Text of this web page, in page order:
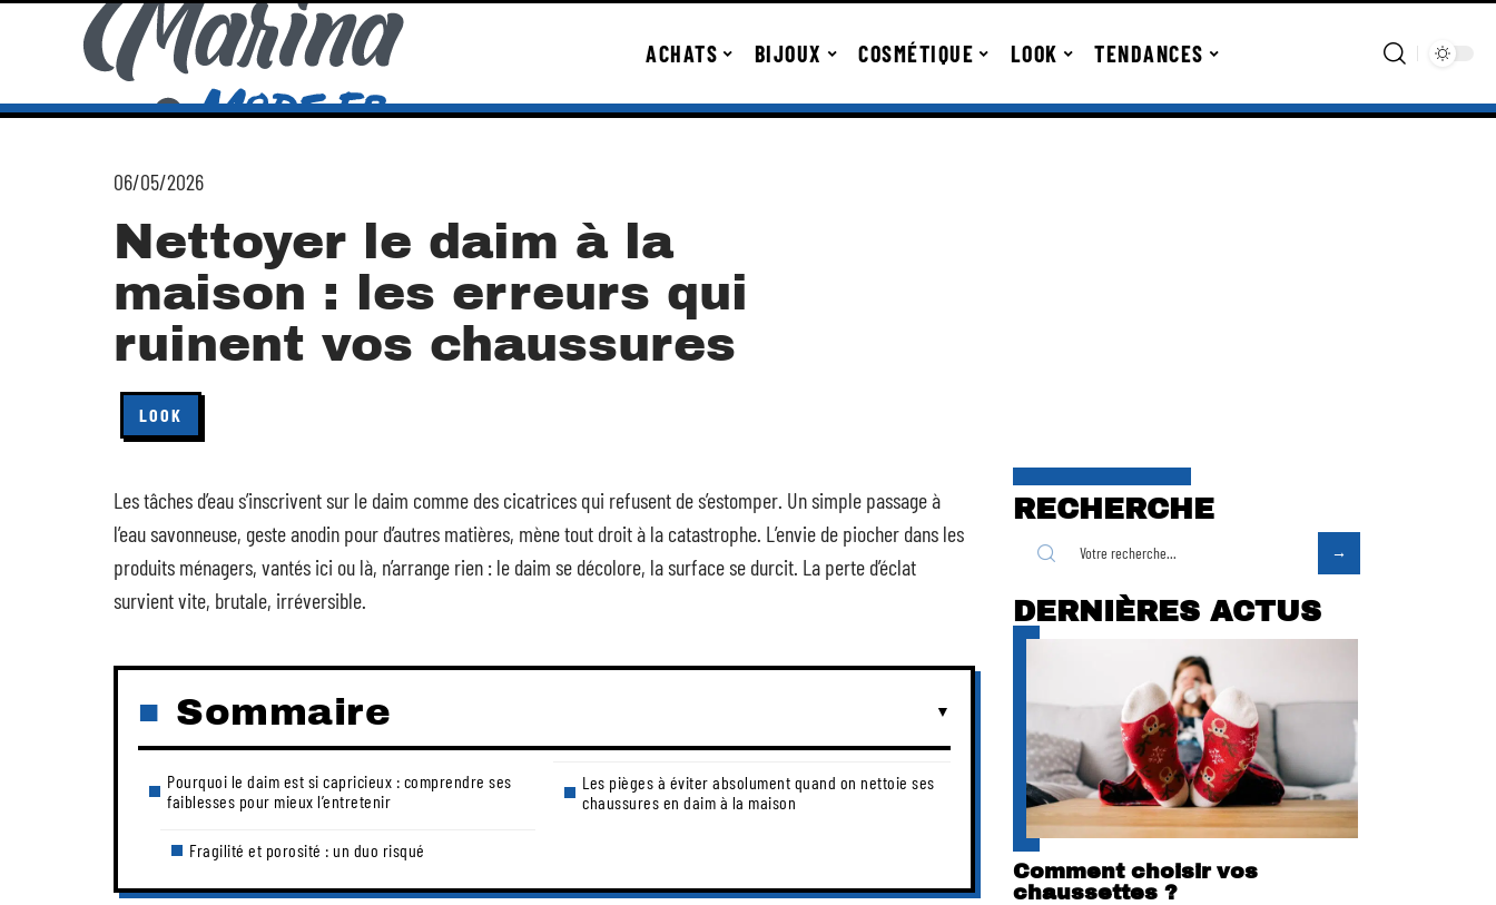
ACHATS BIJOUX COSMÉTIQUE LOOK TENDANCES
06/05/2026
Nettoyer le daim à la
maison : les erreurs qui
ruinent vos chaussures
LOOK
Les tâches d’eau s’inscrivent sur le daim comme des cicatrices qui refusent de s’estomper. Un simple passage à
l’eau savonneuse, geste anodin pour d’autres matières, mène tout droit à la catastrophe. L’envie de piocher dans les
produits ménagers, vantés ici ou là, n’arrange rien : le daim se décolore, la surface se durcit. La perte d’éclat
survient vite, brutale, irréversible.
Sommaire
Pourquoi le daim est si capricieux : comprendre ses
faiblesses pour mieux l’entretenir
Fragilité et porosité : un duo risqué
Les pièges à éviter absolument quand on nettoie ses
chaussures en daim à la maison
RECHERCHE
DERNIÈRES ACTUS
Comment choisir vos
chaussettes ?